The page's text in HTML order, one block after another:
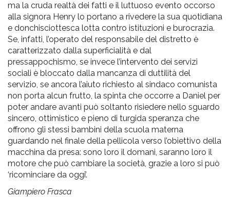
ma la cruda realtà dei fatti e il luttuoso evento occorso
alla signora Henry lo portano a rivedere la sua quotidiana
e donchisciottesca lotta contro istituzioni e burocrazia.
Se, infatti, l’operato del responsabile del distretto è
caratterizzato dalla superficialità e dal
pressappochismo, se invece l’intervento dei servizi
sociali è bloccato dalla mancanza di duttilità del
servizio, se ancora l’aiuto richiesto al sindaco comunista
non porta alcun frutto, la spinta che occorre a Daniel per
poter andare avanti può soltanto risiedere nello sguardo
sincero, ottimistico e pieno di turgida speranza che
offrono gli stessi bambini della scuola materna
guardando nel finale della pellicola verso l’obiettivo della
macchina da presa: sono loro il domani, saranno loro il
motore che può cambiare la società, grazie a loro si può
‘ricominciare da oggi’.
Giampiero Frasca